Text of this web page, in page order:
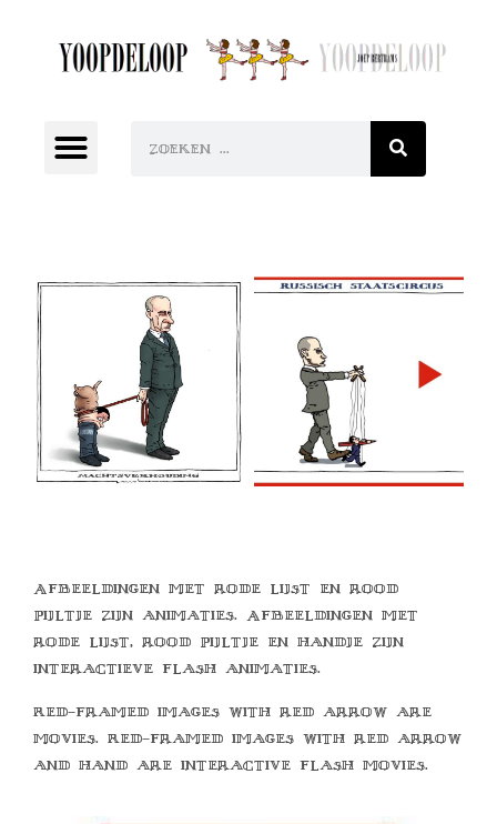
Afbeeldingen met rode lijst en rood
pijltje zijn animaties. Afbeeldingen met
rode lijst, rood pijltje en handje zijn
interactieve flash animaties.
Red-framed images with red arrow are
movies. Red-framed images with red arrow
and hand are interactive flash movies.